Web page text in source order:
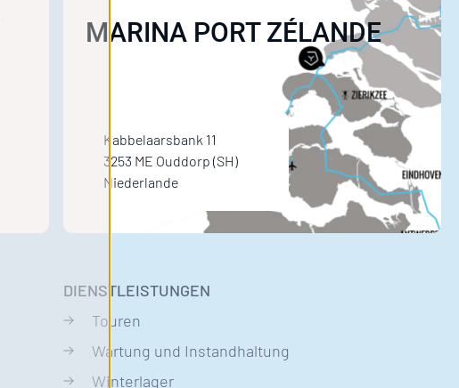
MARINA PORT ZÉLANDE
Kabbelaarsbank 11
3253 ME Ouddorp (SH)
Niederlande
DIENSTLEISTUNGEN
Touren
Wartung und Instandhaltung
Winterlager